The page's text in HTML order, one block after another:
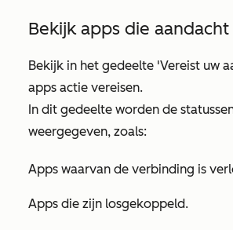
Bekijk apps die
Bekijk in het gedeelte 'Vereist uw
apps actie vereisen.
In dit gedeelte worden de
weergegeven, zoals:
Apps waarvan de verbinding is
Apps die zijn losgekoppeld.